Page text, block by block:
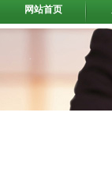
网站首页